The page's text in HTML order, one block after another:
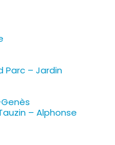
Parc – Jardin
– Alphonse